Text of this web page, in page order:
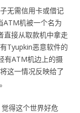
无需信用卡或借记
ATM机被一个名为
直接从取款机中拿走
Tyupkin恶意软件的
有ATM机边上的摄
这一情况反映给了
得这个世界好危